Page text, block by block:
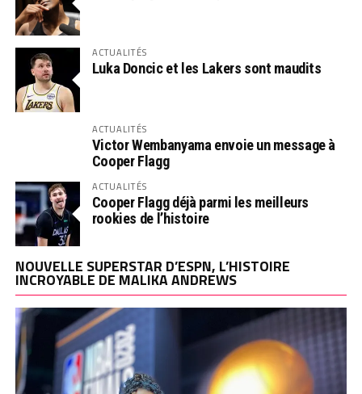
ACTUALITÉS
Luka Doncic et les Lakers sont maudits
ACTUALITÉS
Victor Wembanyama envoie un message à
Cooper Flagg
ACTUALITÉS
Cooper Flagg déjà parmi les meilleurs
rookies de l’histoire
NOUVELLE SUPERSTAR D’ESPN, L’HISTOIRE
INCROYABLE DE MALIKA ANDREWS